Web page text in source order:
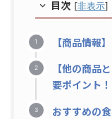
目次 [非表示]
【商品情報】
【他の商品
要ポイント！
おすすめの